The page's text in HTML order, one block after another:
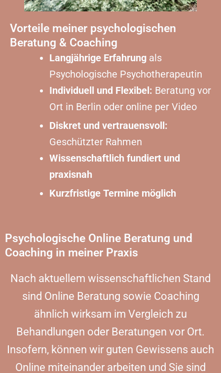
Vorteile meiner psychologischen
Beratung & Coaching
Langjährige Erfahrung als
Psychologische Psychotherapeutin
Individuell und Flexibel: Beratung vor
Ort in Berlin oder online per Video
Diskret und vertrauensvoll:
Geschützter Rahmen
Wissenschaftlich fundiert und
praxisnah
Kurzfristige Termine möglich
Psychologische Online Beratung und
Coaching in meiner Praxis
Nach aktuellem wissenschaftlichen Stand
sind Online Beratung sowie Coaching
ähnlich wirksam im Vergleich zu
Behandlungen oder Beratungen vor Ort.
Insofern, können wir guten Gewissens auch
Online miteinander arbeiten und Sie sind